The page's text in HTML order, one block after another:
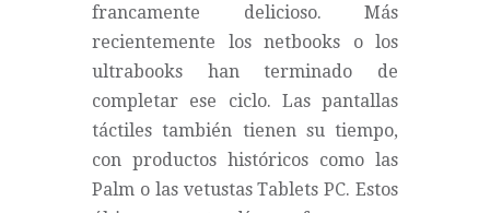
francamente delicioso. Más
recientemente los netbooks o los
ultrabooks han terminado de
completar ese ciclo. Las pantallas
táctiles también tienen su tiempo,
con productos históricos como las
Palm o las vetustas Tablets PC. Estos